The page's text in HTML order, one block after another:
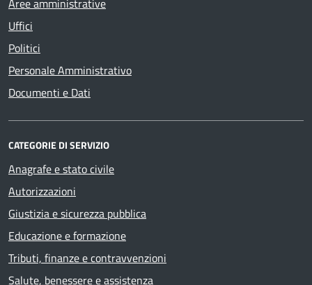
Uffici
Politici
Personale Amministrativo
Documenti e Dati
CATEGORIE DI SERVIZIO
Anagrafe e stato civile
Autorizzazioni
Giustizia e sicurezza pubblica
Educazione e formazione
Tributi, finanze e contravvenzioni
Salute, benessere e assistenza